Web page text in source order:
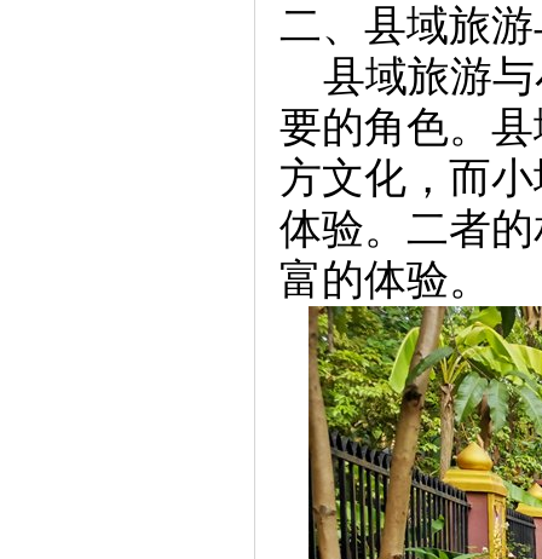
二、县域旅
县域旅游与
要的角色。
方文化，而
体验。二者
富的体验。